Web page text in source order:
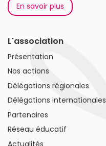
En savoir plus
L'association
Présentation
Nos actions
Délégations régionales
Délégations internationales
Partenaires
Réseau éducatif
Actualités